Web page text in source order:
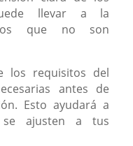
llevar a la
que no son
los requisitos del
antes de
Esto ayudará a
ajusten a tus